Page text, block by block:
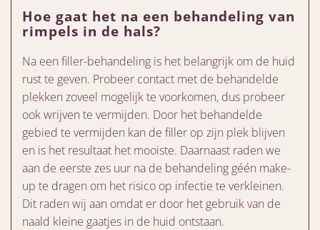
Hoe gaat het na een behandeling van
rimpels in de hals?
Na een filler-behandeling is het belangrijk om de huid
rust te geven. Probeer contact met de behandelde
plekken zoveel mogelijk te voorkomen, dus probeer
ook wrijven te vermijden. Door het behandelde
gebied te vermijden kan de filler op zijn plek blijven
en is het resultaat het mooiste. Daarnaast raden we
aan de eerste zes uur na de behandeling géén make-
up te dragen om het risico op infectie te verkleinen.
Dit raden wij aan omdat er door het gebruik van de
naald kleine gaatjes in de huid ontstaan.